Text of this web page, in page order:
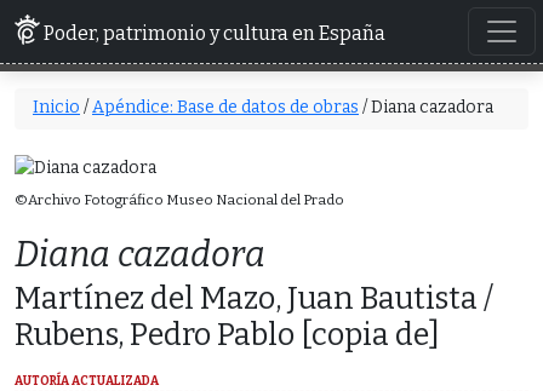
Poder, patrimonio y cultura en España
Inicio /Apéndice: Base de datos de obras / Diana cazadora
Diana cazadora
Martínez del Mazo, Juan Bautista /
Rubens, Pedro Pablo [copia de]
AUTORÍA ACTUALIZADA
©Archivo Fotográfico Museo Nacional del Prado